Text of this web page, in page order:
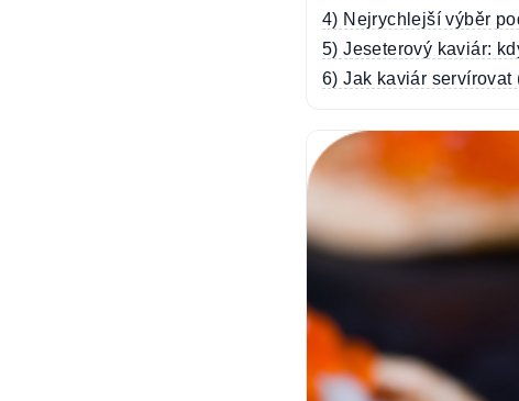
4) Nejrychlejší výběr
5) Jeseterový kaviár:
6) Jak kaviár